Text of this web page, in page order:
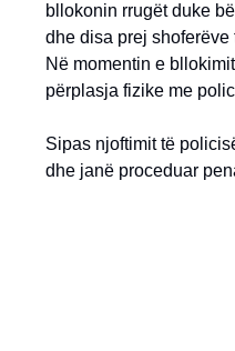
bllokonin rrugët duke
dhe disa prej shoferëve
Në momentin e
përplasja fizike me
Sipas njoftimit të
dhe janë proceduar